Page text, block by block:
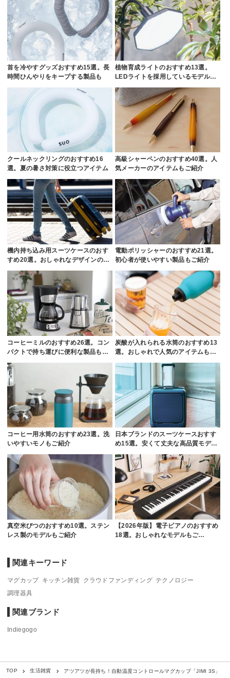
首を冷やすグッズおすすめ15選。長
時間ひんやりをキープする製品も
植物育成ライトのおすすめ13選。
LEDライトを採用しているモデル…
クールネックリングのおすすめ16
選。夏の暑さ対策に役立つアイテム
高級シャーペンのおすすめ40選。人
気メーカーのアイテムもご紹介
機内持ち込み用スーツケースのおす
すめ20選。おしゃれなデザインの…
電動ポリッシャーのおすすめ21選。
初心者が使いやすい製品もご紹介
コーヒーミルのおすすめ26選。コン
パクトで持ち運びに便利な製品も…
炭酸が入れられる水筒のおすすめ13
選。おしゃれで人気のアイテムも…
コーヒー用水筒のおすすめ23選。洗
いやすいモノもご紹介
日本ブランドのスーツケースおすす
め15選。安くて丈夫な高品質モデ…
真空米びつのおすすめ10選。ステン
レス製のモデルもご紹介
【2026年版】電子ピアノのおすすめ
18選。おしゃれなモデルもご…
関連キーワード
マグカップ キッチン雑貨 クラウドファンディング テクノロジー
調理器具
関連ブランド
Indiegogo
TOP 生活雑貨 アツアツが長持ち！自動温度コントロールマグカップ「JIMI 3S」